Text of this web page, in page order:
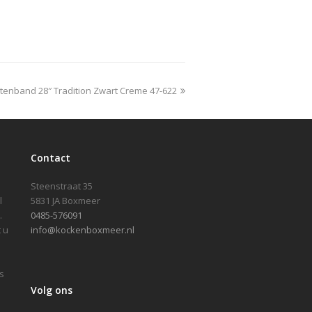
28″ Tradition Zwart Creme 47-622
u
Contact
Steenstraat 35
5831 JA Boxmeer
0485-576091
info@kockenboxmeer.nl
Volg ons